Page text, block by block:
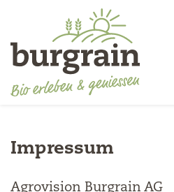
Impressum
Agrovision Burgrain AG